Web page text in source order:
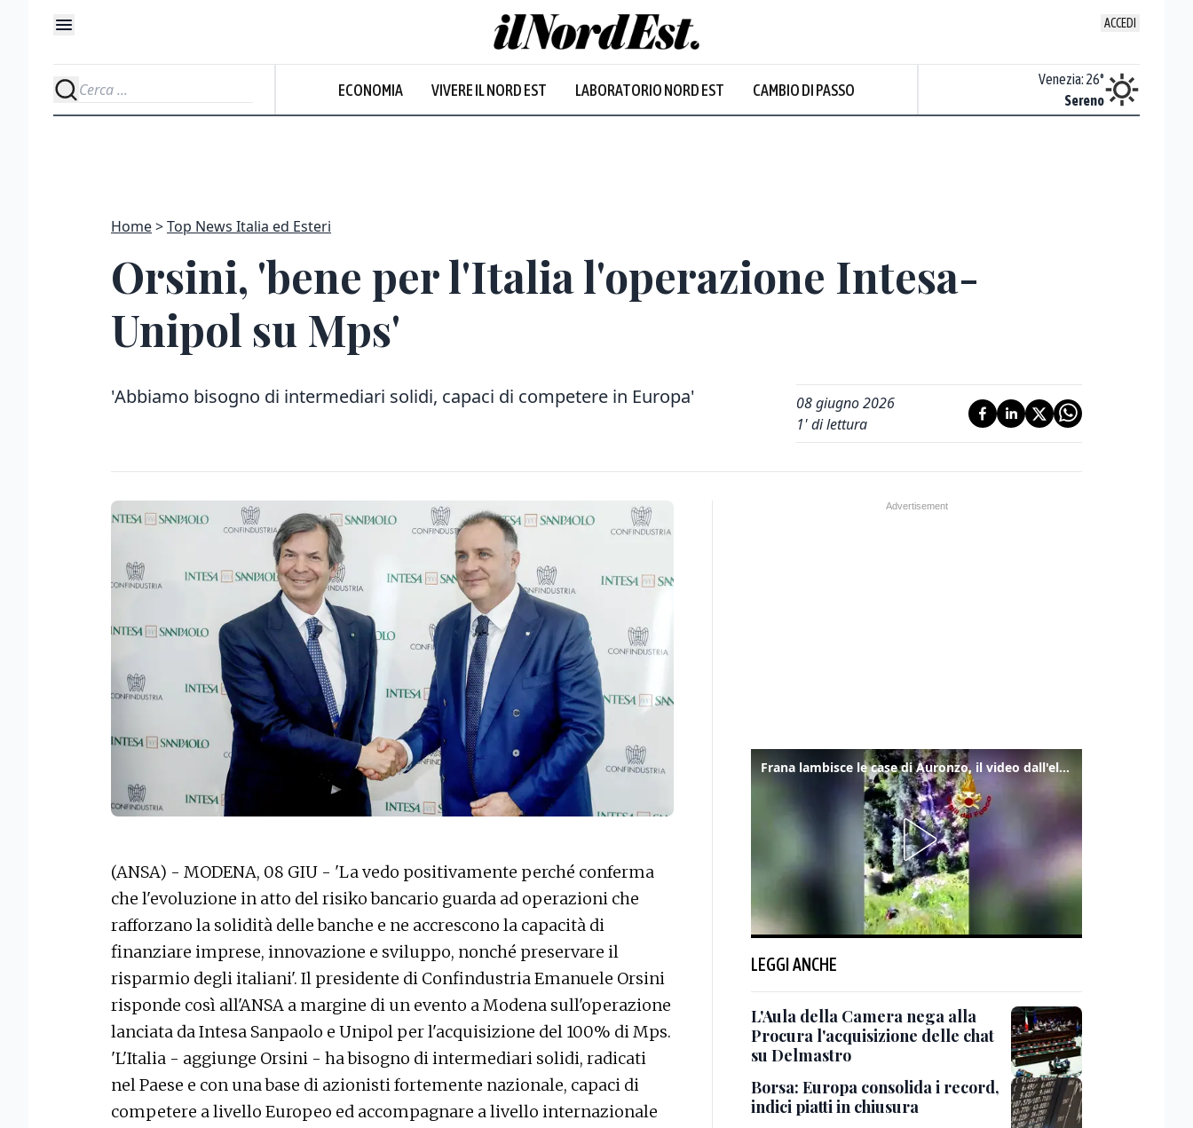
ACCEDI
ECONOMIA VIVERE IL NORD EST LABORATORIO NORD EST CAMBIO DI PASSO
Sereno
Venezia: 26°
Sereno
Home Top News Italia ed Esteri
Orsini, 'bene per l'Italia l'operazione Intesa-
Unipol su Mps'
'Abbiamo bisogno di intermediari solidi, capaci di competere in Europa'
08 giugno 2026
1' di lettura
(ANSA) - MODENA, 08 GIU - 'La vedo positivamente perché conferma
che l'evoluzione in atto del risiko bancario guarda ad operazioni che
rafforzano la solidità delle banche e ne accrescono la capacità di
finanziare imprese, innovazione e sviluppo, nonché preservare il
risparmio degli italiani'. Il presidente di Confindustria Emanuele Orsini
risponde così all'ANSA a margine di un evento a Modena sull'operazione
lanciata da Intesa Sanpaolo e Unipol per l'acquisizione del 100% di Mps.
'L'Italia - aggiunge Orsini - ha bisogno di intermediari solidi, radicati
nel Paese e con una base di azionisti fortemente nazionale, capaci di
competere a livello Europeo ed accompagnare a livello internazionale
Frana lambisce le case di Auronzo, il video dall'elicottero dei vigili del fuoco
LEGGI ANCHE
L'Aula della Camera nega alla
Procura l'acquisizione delle chat
su Delmastro
Borsa: Europa consolida i record,
indici piatti in chiusura